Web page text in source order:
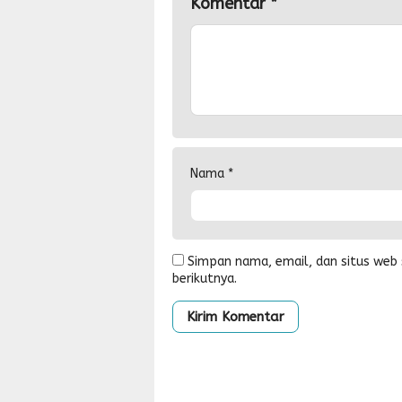
Nama *
Simpan nama, email, dan situs
berikutnya.